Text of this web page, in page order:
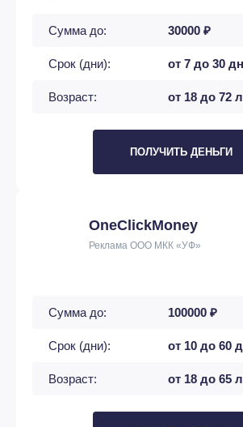
Сумма до: 30000 ₽
Срок (дни): от 7 до 30
Возраст: от 18 до 72
ПОЛУЧИТЬ ДЕНЬГИ
OneClickMoney
Реклама ООО МКК «УФ»
Сумма до: 100000 ₽
Срок (дни): от 10 до 60
Возраст: от 18 до 65